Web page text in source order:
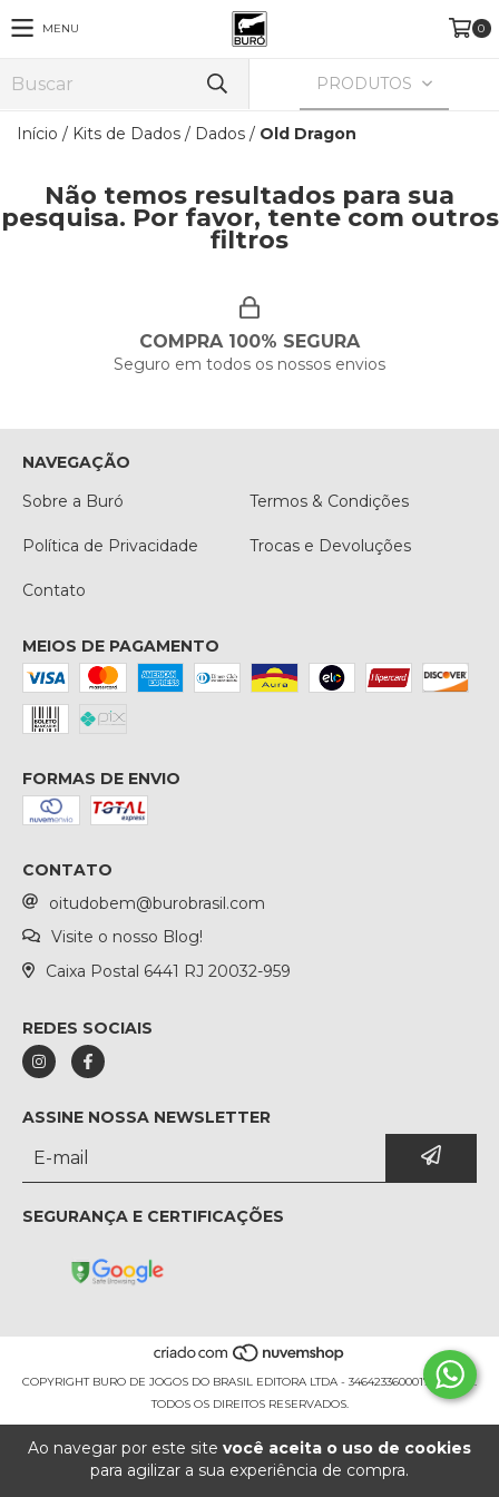
Ao navegar por este site você aceita o uso de cookies
para agilizar a sua experiência de compra.
MENU 0
PRODUTOS
Início / Kits de Dados / Dados / Old Dragon
Não temos resultados para sua
pesquisa. Por favor, tente com outros
filtros
COMPRA 100% SEGURA
Seguro em todos os nossos envios
NAVEGAÇÃO
Sobre a Buró
Termos & Condições
Política de Privacidade Trocas e Devoluções
Contato
MEIOS DE PAGAMENTO
FORMAS DE ENVIO
CONTATO
oitudobem@burobrasil.com
Visite o nosso Blog!
Caixa Postal 6441 RJ 20032-959
REDES SOCIAIS
ASSINE NOSSA NEWSLETTER
SEGURANÇA E CERTIFICAÇÕES
COPYRIGHT BURO DE JOGOS DO BRASIL EDITORA LTDA - 34642336000170 - 2026.
TODOS OS DIREITOS RESERVADOS.